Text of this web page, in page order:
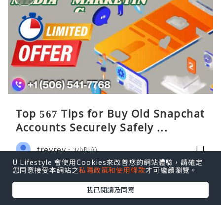
Top 567 Tips for Buy Old Snapchat
Accounts Securely Safely ...
treyrey 3小時前
U Lifestyle 會使用Cookies來改善您的網站體驗，請確定
您同意接受本網站之私隱政策和使用條款才可繼續瀏覽。
我已閱讀及同意